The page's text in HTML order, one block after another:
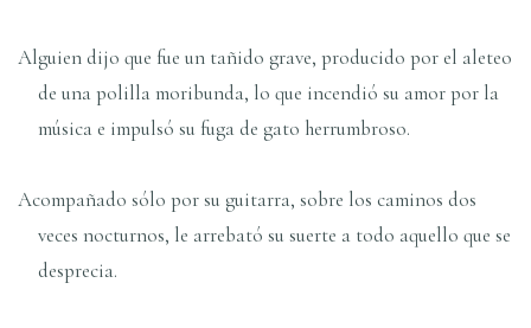
Alguien dijo que fue un tañido grave, producido por el aleteo
de una polilla moribunda, lo que incendió su amor por la
música e impulsó su fuga de gato herrumbroso.
Acompañado sólo por su guitarra, sobre los caminos dos
veces nocturnos, le arrebató su suerte a todo aquello que se
desprecia.